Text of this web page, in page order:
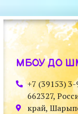
МБОУ ДО
+7 (39153)
662327,
край,